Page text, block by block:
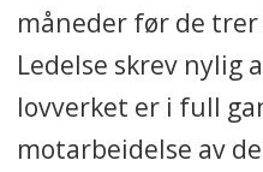
måneder før de
Ledelse skrev nylig
lovverket er i full
motarbeidelse av